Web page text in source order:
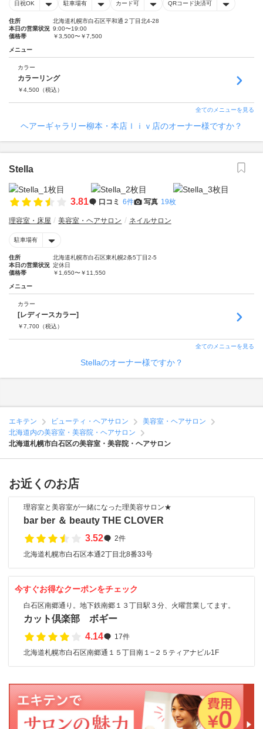
日祝OK 駐車場有 カード可 QRコード決済可
住所
北海道札幌市白石区平和通２丁目北4-28
本日の営業状況 9:00〜19:00
価格帯
￥3,500〜￥7,500
メニュー
カラー
カラーリング
￥4,500 （税込）
全てのメニューを見る
ヘアーギャラリー柳本・本店ｌｉｖ店のオーナー様ですか？
Stella
3.81 口コミ 6件 写真 19枚
理容室・床屋 美容室・ヘアサロン ネイルサロン
駐車場有
住所
北海道札幌市白石区東札幌2条5丁目2-5
本日の営業状況 定休日
価格帯
￥1,650〜￥11,550
メニュー
カラー
[レディースカラー]
￥7,700 （税込）
全てのメニューを見る
Stellaのオーナー様ですか？
エキテン ビューティ・ヘアサロン
美容室・ヘアサロン
北海道内の美容室・美容院・ヘアサロン
北海道札幌市白石区の美容室・美容院・ヘアサロン
お近くのお店
理容室と美容室が一緒になった理美容サロン★
bar ber ＆ beauty THE CLOVER
3.52
2件
北海道札幌市白石区本通2丁目北8番33号
今すぐお得なクーポンをチェック
白石区南郷通り。地下鉄南郷１３丁目駅３分、火曜営業してます。
カット倶楽部 ボギー
4.14
17件
北海道札幌市白石区南郷通１５丁目南１−２５ティアナビル1F